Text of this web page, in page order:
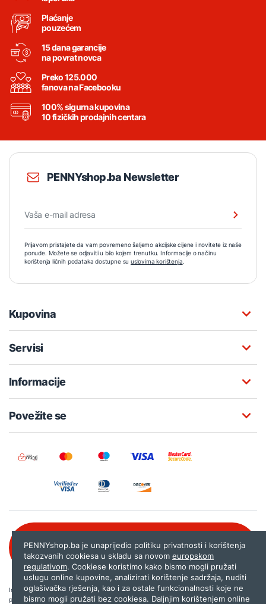
Plaćanje
pouzećem
15 dana garancije
na povrat novca
Preko 125.000
fanova na Facebooku
100% sigurna kupovina
10 fizičkih prodajnih centara
PENNYshop.ba Newsletter
Prijavom pristajete da vam povremeno šaljemo akcijske cijene i novitete iz naše
ponude. Možete se odjaviti u bilo kojem trenutku. Informacije o načinu
korištenja ličnih podataka dostupne su uslovima korištenja.
Kupovina
Servisi
Informacije
Povežite se
080 020 261
Internet trgovina PENNYshop.ba nastoji objavljivati samo provjerene i pravilne
podatke. Ako na našoj stranici otkrijete neistinite, odnosno neadekvatne informacije,
PENNYshop.ba je unaprijedio politiku privatnosti i korištenja
takozvanih cookiesa u skladu sa novom europskom
regulativom. Cookiese koristimo kako bismo mogli pružati
uslugu online kupovine, analizirati korištenje sadržaja, nuditi
oglašivačka rješenja, kao i za ostale funkcionalnosti koje ne
bismo mogli pružati bez cookiesa. Daljnjim korištenjem online